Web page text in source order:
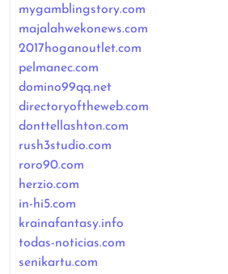
mygamblingstory.com
majalahwekonews.com
2017hoganoutlet.com
pelmanec.com
domino99qq.net
directoryoftheweb.com
donttellashton.com
rush3studio.com
roro90.com
herzio.com
in-hi5.com
krainafantasy.info
todas-noticias.com
senikartu.com